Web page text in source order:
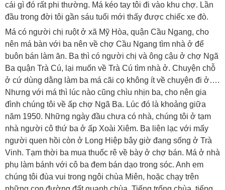
cái gì đó rất phi thường. Má kéo tay tôi đi vào khu chợ. Lần
đầu trong đời tôi gần sáu tuổi mới thấy được chiếc xe đò.
Má có người chị ruột ở xã Mỹ Hòa, quận Cầu Ngang, cho
nên má bàn với ba nên về chợ Cầu Ngang tìm nhà ở để
buôn bán làm ăn. Ba thì có người chị và ông cậu ở chợ Ngã
Ba quận Trà Cú, lại muốn về Trà Cú tìm nhà ở. Chuyện chỗ
ở cứ dùng dằng làm ba má cãi cọ không ít về chuyện đi ở….
Nhưng với má thì lúc nào cũng chìu nhịn ba, cho nên gia
đình chúng tôi về ấp chợ Ngã Ba. Lúc đó là khoảng giữa
năm 1950. Những ngày đầu chưa có nhà, chúng tôi ở tạm
nhà người cô thứ ba ở ấp Xoài Xiêm. Ba liên lạc với mấy
người quen hồi còn ở Long Hiệp bây giờ đang sống ở Trà
Vinh. Tạm thời ba mua thuốc rê về bày ở chợ bán. Má ở nhà
phụ làm bánh với cô ba đem bán dạo trong sóc. Anh em
chúng tôi đùa vui trong ngôi chùa Miên, hoặc chạy trên